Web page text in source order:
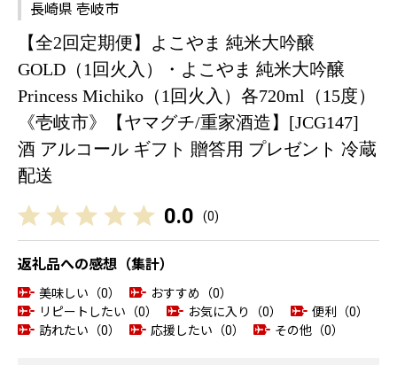
長崎県 壱岐市
【全2回定期便】よこやま 純米大吟醸
GOLD（1回火入）・よこやま 純米大吟醸
Princess Michiko（1回火入）各720ml（15度）
《壱岐市》【ヤマグチ/重家酒造】[JCG147]
酒 アルコール ギフト 贈答用 プレゼント 冷蔵
配送
0.0 (0)
返礼品への感想（集計）
美味しい（0）
おすすめ（0）
リピートしたい（0）
お気に入り（0）
便利（0）
訪れたい（0）
応援したい（0） その他（0）